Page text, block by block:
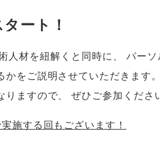
ート！
人材を紐解くと同時に、
パー
をご説明させていただきます。
りますので、 ぜひご参加くださ
施する回もございます！